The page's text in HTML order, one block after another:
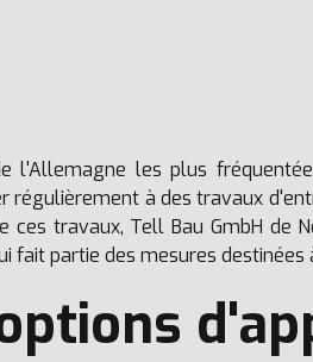
l'Allemagne les plus
régulièrement à des travaux
travaux, Tell Bau GmbH de
fait partie des mesures